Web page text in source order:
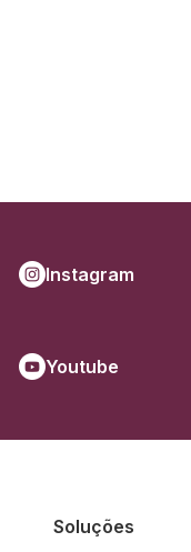
Instagram
Youtube
Soluções